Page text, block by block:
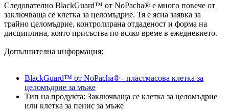
Следователно BlackGuard™ от NoPacha® е много повече от
заключваща се клетка за целомъдрие. Тя е ясна заявка за
трайно целомъдрие, контролирана отдаденост и форма на
дисциплина, която присъства по всяко време в ежедневието.
Допълнителна информация:
BlackGuard™ от NoPacha® - пластмасова клетка за
целомъдрие за мъже
Тип на продукта: Заключваща се клетка за целомъдрие
или клетка за пенис за мъже